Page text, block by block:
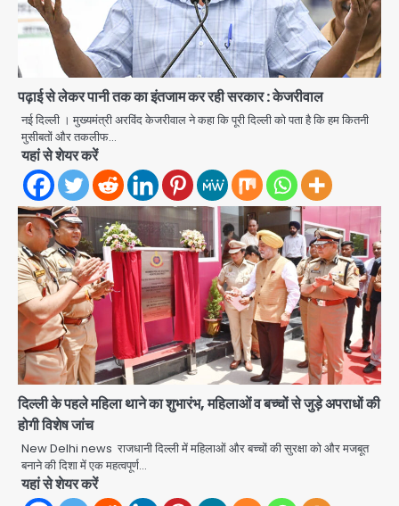
पढ़ाई से लेकर पानी तक का इंतजाम कर रही सरकार : केजरीवाल
नई दिल्ली । मुख्यमंत्री अरविंद केजरीवाल ने कहा कि पूरी दिल्ली को पता है कि हम कितनी
मुसीबतों और तकलीफ…
यहां से शेयर करें
दिल्ली के पहले महिला थाने का शुभारंभ, महिलाओं व बच्चों से जुड़े अपराधों की
होगी विशेष जांच
New Delhi news राजधानी दिल्ली में महिलाओं और बच्चों की सुरक्षा को और मजबूत
बनाने की दिशा में एक महत्वपूर्ण…
यहां से शेयर करें
2
Noida Sector 105: हाई कोर्ट जज व पूर्व
अभियान, 160 किलो कूड़ा हटाया
Avinash Kumar